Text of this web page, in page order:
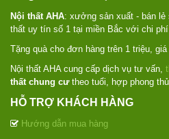
Nội thất AHA: xưởng sản xuất - bán lẻ
thất uy tín số 1 tại miền Bắc với chi
Tặng quà cho đơn hàng trên 1 triệu,
Nội thất AHA cung cấp dịch vụ tư vấn,
thất chung cưtheo tuổi, hợp phong
HỖ TRỢ KHÁCH HÀNG
Hướng dẫn mua hàng